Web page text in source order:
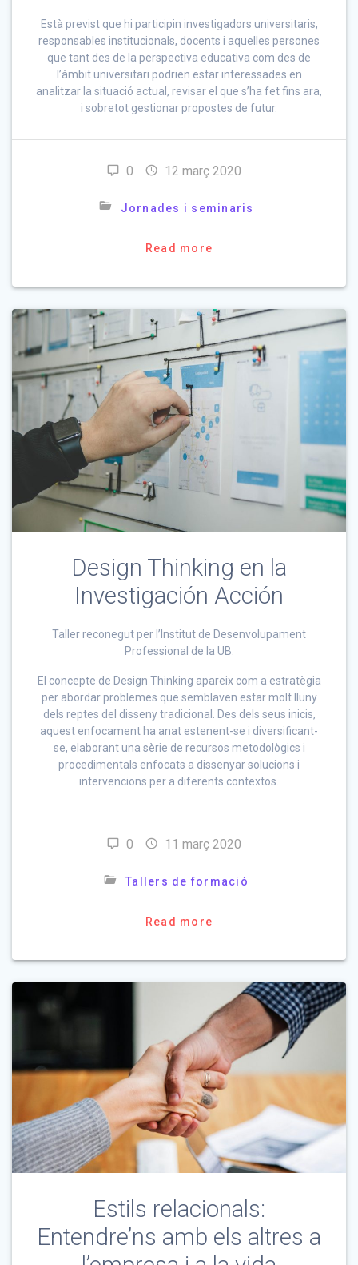
Està previst que hi participin investigadors universitaris,
responsables institucionals, docents i aquelles persones
que tant des de la perspectiva educativa com des de
l’àmbit universitari podrien estar interessades en
analitzar la situació actual, revisar el que s’ha fet fins ara,
i sobretot gestionar propostes de futur.
0 12 març 2020
Jornades i seminaris
Read more
Design Thinking en la
Investigación Acción
Taller reconegut per l’Institut de Desenvolupament
Professional de la UB.
El concepte de Design Thinking apareix com a estratègia
per abordar problemes que semblaven estar molt lluny
dels reptes del disseny tradicional. Des dels seus inicis,
aquest enfocament ha anat estenent-se i diversificant-
se, elaborant una sèrie de recursos metodològics i
procedimentals enfocats a dissenyar solucions i
intervencions per a diferents contextos.
0 11 març 2020
Tallers de formació
Read more
Estils relacionals:
Entendre’ns amb els altres a